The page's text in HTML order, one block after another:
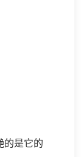
的是它的